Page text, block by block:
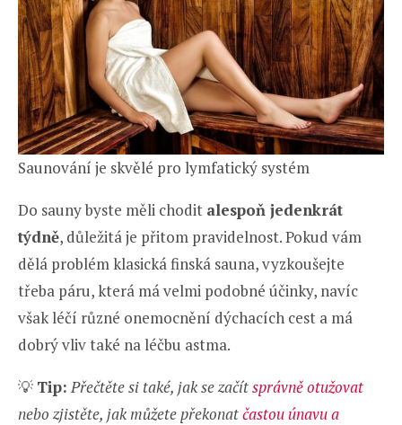
Saunování je skvělé pro lymfatický systém
Do sauny byste měli chodit alespoň jedenkrát
týdně, důležitá je přitom pravidelnost. Pokud vám
dělá problém klasická finská sauna, vyzkoušejte
třeba páru, která má velmi podobné účinky, navíc
však léčí různé onemocnění dýchacích cest a má
dobrý vliv také na léčbu astma.
💡 Tip: Přečtěte si také, jak se začítsprávně otužovat
nebo zjistěte, jak můžete překonatčastou únavu a